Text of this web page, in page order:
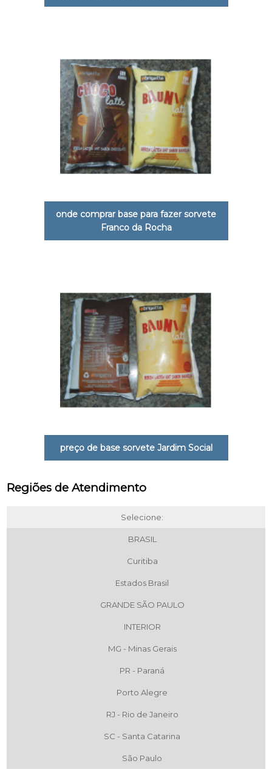
onde comprar base para fazer sorvete
Franco da Rocha
preço de base sorvete Jardim Social
Regiões de Atendimento
Selecione:
BRASIL
Curitiba
Estados Brasil
GRANDE SÃO PAULO
INTERIOR
MG - Minas Gerais
PR - Paraná
Porto Alegre
RJ - Rio de Janeiro
SC - Santa Catarina
São Paulo